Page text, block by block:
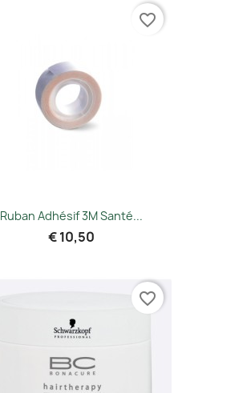
Ruban Adhésif 3M Santé...
€ 10,50
favorite_border
favorite_border